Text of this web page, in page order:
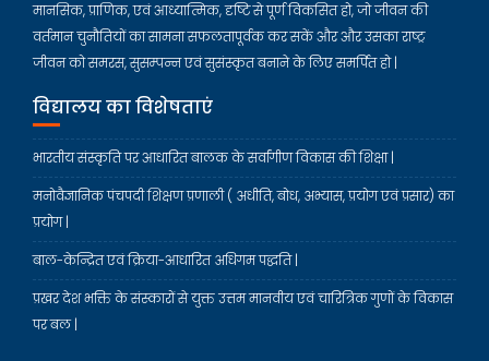
मानसिक, प्राणिक, एवं आध्यात्मिक, दृष्टि से पूर्ण विकसित हो, जो जीवन की
वर्तमान चुनौतियों का सामना सफलतापूर्वक कर सकें और और उसका राष्ट्र
जीवन को समरस, सुसम्पन्न एवं सुसंस्कृत बनाने के लिए समर्पित हो |
विद्यालय का विशेषताएं
भारतीय संस्कृति पर आधारित बालक के सर्वांगीण विकास की शिक्षा |
मनोवैज्ञानिक पंचपदी शिक्षण प्रणाली ( अधीति, बोध, अभ्यास, प्रयोग एवं प्रसार) का
प्रयोग |
बाल-केन्द्रित एवं क्रिया-आधारित अधिगम पद्धति |
प्रखर देश भक्ति के संस्कारों से युक्त उत्तम मानवीय एवं चारित्रिक गुणों के विकास
पर बल |